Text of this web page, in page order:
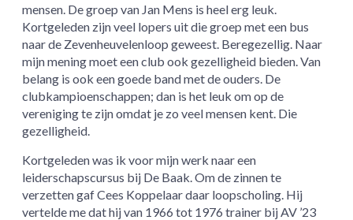
mensen. De groep van Jan Mens is heel erg leuk.
Kortgeleden zijn veel lopers uit die groep met een bus
naar de Zevenheuvelenloop geweest. Beregezellig. Naar
mijn mening moet een club ook gezelligheid bieden. Van
belang is ook een goede band met de ouders. De
clubkampioenschappen; dan is het leuk om op de
vereniging te zijn omdat je zo veel mensen kent. Die
gezelligheid.
Kortgeleden was ik voor mijn werk naar een
leiderschapscursus bij De Baak. Om de zinnen te
verzetten gaf Cees Koppelaar daar loopscholing. Hij
vertelde me dat hij van 1966 tot 1976 trainer bij AV ’23